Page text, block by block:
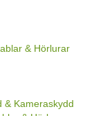
& Hörlurar
& Kameraskydd